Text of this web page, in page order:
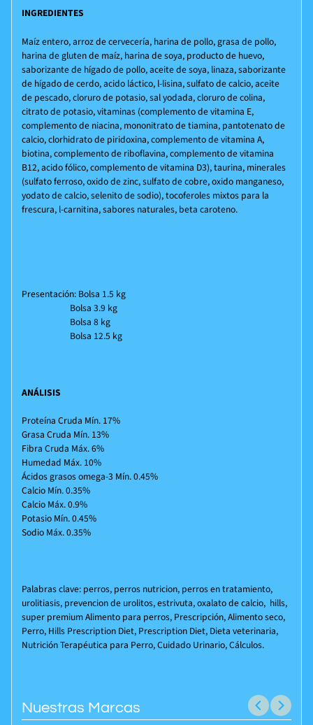
INGREDIENTES
Maíz entero, arroz de cervecería, harina de pollo, grasa de pollo,
harina de gluten de maíz, harina de soya, producto de huevo,
saborizante de hígado de pollo, aceite de soya, linaza, saborizante
de hígado de cerdo, acido láctico, l-lisina, sulfato de calcio, aceite
de pescado, cloruro de potasio, sal yodada, cloruro de colina,
citrato de potasio, vitaminas (complemento de vitamina E,
complemento de niacina, mononitrato de tiamina, pantotenato de
calcio, clorhidrato de piridoxina, complemento de vitamina A,
biotina, complemento de riboflavina, complemento de vitamina
B12, acido fólico, complemento de vitamina D3), taurina, minerales
(sulfato ferroso, oxido de zinc, sulfato de cobre, oxido manganeso,
yodato de calcio, selenito de sodio), tocoferoles mixtos para la
frescura, l-carnitina, sabores naturales, beta caroteno.
Presentación: Bolsa 1.5 kg
Bolsa 3.9 kg
Bolsa 8 kg
Bolsa 12.5 kg
ANÁLISIS
Proteína Cruda Mín. 17%
Grasa Cruda Mín. 13%
Fibra Cruda Máx. 6%
Humedad Máx. 10%
Ácidos grasos omega-3 Mín. 0.45%
Calcio Mín. 0.35%
Calcio Máx. 0.9%
Potasio Mín. 0.45%
Sodio Máx. 0.35%
Palabras clave: perros, perros nutricion, perros en tratamiento,
urolitiasis, prevencion de urolitos, estrivuta, oxalato de calcio, hills,
super premiumAlimento para perros, Prescripción, Alimento seco,
Perro, Hills Prescription Diet, Prescription Diet, Dieta veterinaria,
Nutrición Terapéutica para Perro, Cuidado Urinario, Cálculos.
Nuestras Marcas